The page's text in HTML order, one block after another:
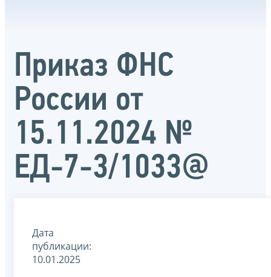
Приказ ФНС
России от
15.11.2024 №
ЕД-7-3/1033@
Дата
публикации:
10.01.2025